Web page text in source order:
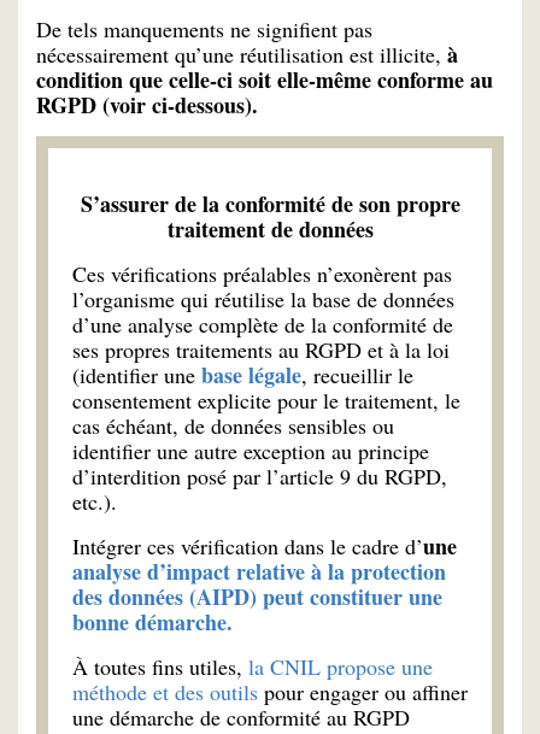
De tels manquements ne signifient pas
nécessairement qu’une réutilisation est illicite, à
condition que celle-ci soit elle-même conforme au
RGPD (voir ci-dessous).
S’assurer de la conformité de son propre
traitement de données
Ces vérifications préalables n’exonèrent pas
l’organisme qui réutilise la base de données
d’une analyse complète de la conformité de
ses propres traitements au RGPD et à la loi
(identifier une base légale, recueillir le
consentement explicite pour le traitement, le
cas échéant, de données sensibles ou
identifier une autre exception au principe
d’interdition posé par l’article 9 du RGPD,
etc.).
Intégrer ces vérification dans le cadre d’une
analyse d’impact relative à la protection
des données (AIPD) peut constituer une
bonne démarche.
À toutes fins utiles, la CNIL propose une
méthode et des outils pour engager ou affiner
une démarche de conformité au RGPD